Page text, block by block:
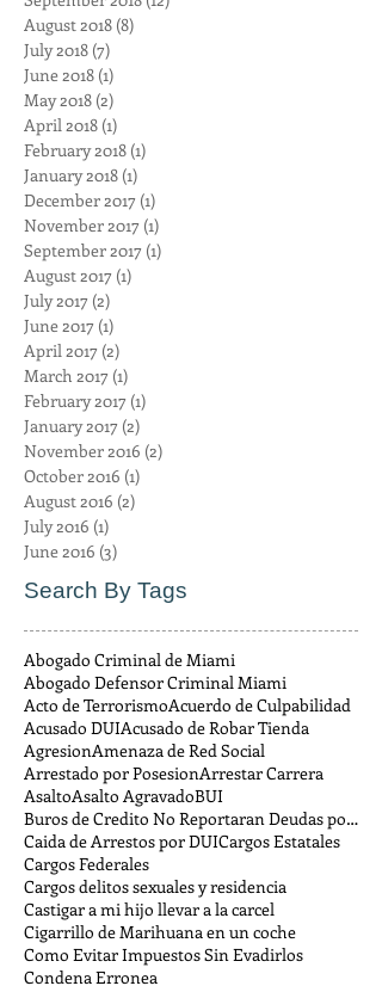
August 2018 (8)
July 2018 (7)
June 2018 (1)
May 2018 (2)
April 2018 (1)
February 2018 (1)
January 2018 (1)
December 2017 (1)
November 2017 (1)
September 2017 (1)
August 2017 (1)
July 2017 (2)
June 2017 (1)
April 2017 (2)
March 2017 (1)
February 2017 (1)
January 2017 (2)
November 2016 (2)
October 2016 (1)
August 2016 (2)
July 2016 (1)
June 2016 (3)
Search By Tags
Abogado Criminal de Miami
Abogado Defensor Criminal Miami
Acto de TerrorismoAcuerdo de Culpabilidad
Acusado DUIAcusado de Robar Tienda
AgresionAmenaza de Red Social
Arrestado por PosesionArrestar Carrera
AsaltoAsalto AgravadoBUI
Buros de Credito No Reportaran Deudas por Multas
Caida de Arrestos por DUICargos Estatales
Cargos Federales
Cargos delitos sexuales y residencia
Castigar a mi hijo llevar a la carcel
Cigarrillo de Marihuana en un coche
Como Evitar Impuestos Sin Evadirlos
Condena Erronea